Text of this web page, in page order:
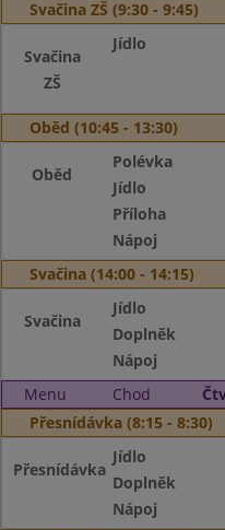
Svačina ZŠ (9:30 - 9:45)
Svačina
ZŠ
Jídlo
Oběd (10:45 - 13:30)
Oběd
Polévka
Jídlo
Příloha
Nápoj
Svačina (14:00 - 14:15)
Svačina
Jídlo
Doplněk
Nápoj
Menu
Chod
Přesnídávka (8:15 - 8:30)
Přesnídávka
Jídlo
Doplněk
Nápoj